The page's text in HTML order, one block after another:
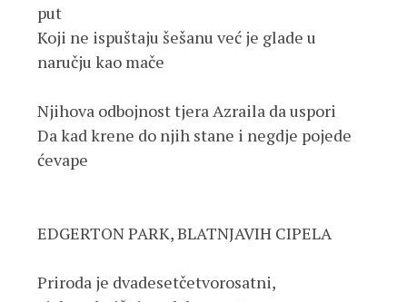
put
Koji ne ispuštaju šešanu već je glade u
naručju kao mače
Njihova odbojnost tjera Azraila da uspori
Da kad krene do njih stane i negdje pojede
ćevape
EDGERTON PARK, BLATNJAVIH CIPELA
Priroda je dvadesetčetvorosatni,